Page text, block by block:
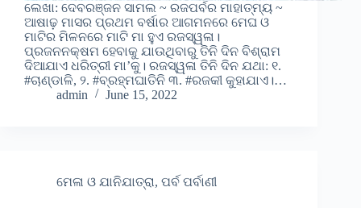
ଲେଖା: ଦେବରଞ୍ଜନ ସାମଲ ~ ରଜପର୍ବର ମାହାତ୍ମ୍ୟ ~
ଆଷାଢ଼ ମାସର ପ୍ରଥମ ବର୍ଷାର ଆଗମନରେ ମେଘ ଓ
ମାଟିର ମିଳନରେ ମାଟି ମା ହୁଏ ରଜସ୍ୱଳା।
ପ୍ରଜନନକ୍ଷମ ହେବାକୁ ଯାଉଥିବାରୁ ତିନି ଦିନ ବିଶ୍ରାମ
ଦିଆଯାଏ ଧରିତ୍ରୀ ମା’କୁ। ରଜସ୍ୱଳା ତିନି ଦିନ ଯଥା: ୧.
#ଚାଣ୍ଡାଳି, ୨. #ବ୍ରହ୍ମଘାତିନି ୩. #ରଜକୀ କୁହାଯାଏ।…
admin
June 15, 2022
ମେଳା ଓ ଯାନିଯାତ୍ରା, ପର୍ବ ପର୍ବାଣୀ